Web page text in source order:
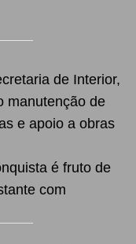
de Interior,
manutenção de
e apoio a obras
é fruto de
com